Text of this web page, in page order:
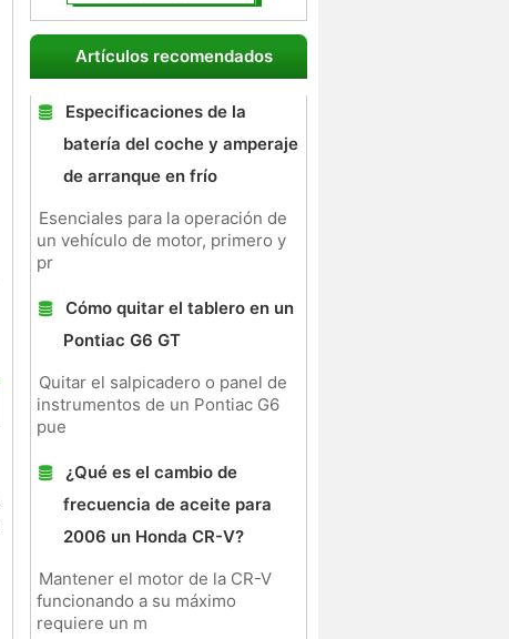
Artículos recomendados
Especificaciones de la
batería del coche y amperaje
de arranque en frío
Esenciales para la operación de
un vehículo de motor, primero y
pr
Cómo quitar el tablero en un
Pontiac G6 GT
Quitar el salpicadero o panel de
instrumentos de un Pontiac G6
pue
¿Qué es el cambio de
frecuencia de aceite para
2006 un Honda CR-V?
Mantener el motor de la CR-V
funcionando a su máximo
requiere un m